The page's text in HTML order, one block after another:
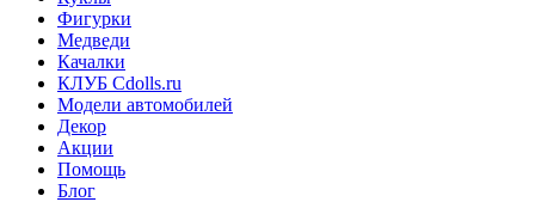
Фигурки
Медведи
Качалки
КЛУБ Cdolls.ru
Модели автомобилей
Декор
Акции
Помощь
Блог